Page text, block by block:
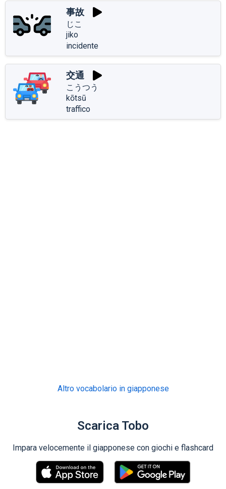
事故
じこ
jiko
incidente
交通
こうつう
kōtsū
traffico
Altro vocabolario in giapponese
Scarica Tobo
Impara velocemente il giapponese con giochi e flashcard